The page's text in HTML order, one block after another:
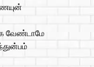
வேண்டாமே